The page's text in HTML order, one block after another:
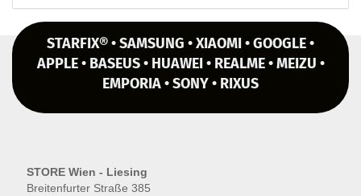
STARFIX® • SAMSUNG • XIAOMI • GOOGLE •
APPLE • BASEUS • HUAWEI • REALME • MEIZU •
EMPORIA • SONY • RIXUS
STORE Wien - Liesing
Breitenfurter Straße 385